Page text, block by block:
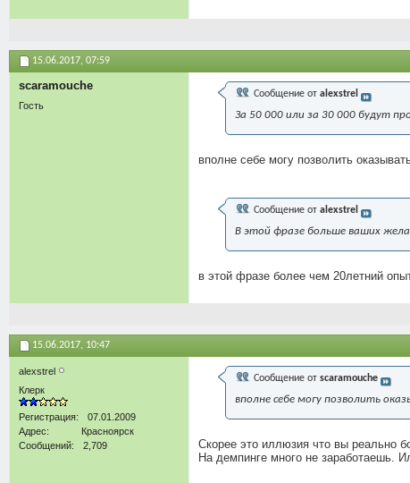
15.06.2017, 07:59
scaramouche
Гость
Сообщение от alexstrel
За 50 000 или за 30 000 будут
вполне себе могу позволить
Сообщение от alexstrel
В этой фразе больше ваших
в этой фразе более чем 20летний
15.06.2017, 10:47
alexstrel
Клерк
Регистрация
07.01.2009
Адрес
Красноярск
Сообщений
2,709
Сообщение от scaramouche
вполне себе могу позволить
Скорее это иллюзия что вы реально
На демпинге много не заработаешь.